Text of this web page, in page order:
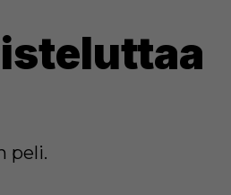
peli.